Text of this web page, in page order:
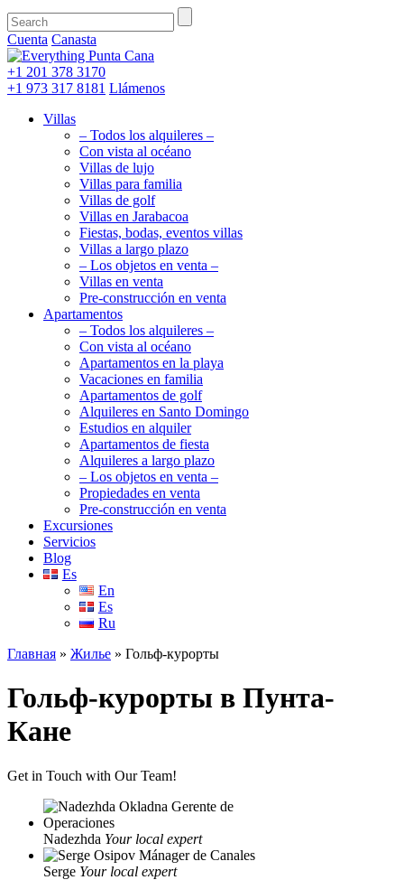
Cuenta Canasta
+1 201 378 3170
+1 973 317 8181 Llámenos
Villas
– Todos los alquileres –
Con vista al océano
Villas de lujo
Villas para familia
Villas de golf
Villas en Jarabacoa
Fiestas, bodas, eventos villas
Villas a largo plazo
– Los objetos en venta –
Villas en venta
Pre-construcción en venta
Apartamentos
– Todos los alquileres –
Con vista al océano
Apartamentos en la playa
Vacaciones en familia
Apartamentos de golf
Alquileres en Santo Domingo
Estudios en alquiler
Apartamentos de fiesta
Alquileres a largo plazo
– Los objetos en venta –
Propiedades en venta
Pre-construcción en venta
Excursiones
Servicios
Blog
Es
En
Es
Ru
Главная » Жилье » Гольф-курорты
Гольф-курорты в Пунта-
Кане
Get in Touch with Our Team!
Nadezhda Your local expert
Serge Your local expert